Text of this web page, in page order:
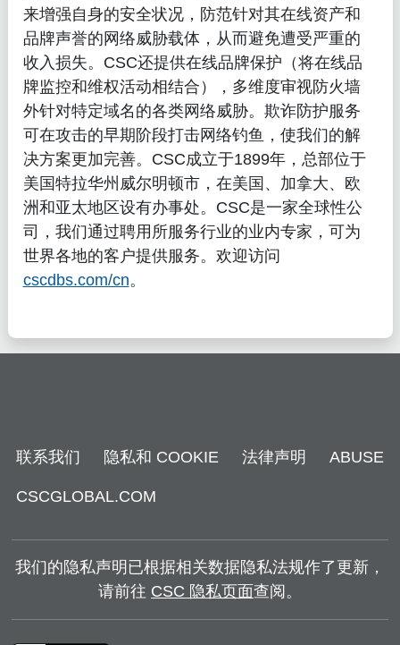
来增强自身的安全状况，防范针对其在线资产和
品牌声誉的网络威胁载体，从而避免遭受严重的
收入损失。CSC还提供在线品牌保护（将在线品
牌监控和维权活动相结合），多维度审视防火墙
外针对特定域名的各类网络威胁。欺诈防护服务
可在攻击的早期阶段打击网络钓鱼，使我们的解
决方案更加完善。CSC成立于1899年，总部位于
美国特拉华州威尔明顿市，在美国、加拿大、欧
洲和亚太地区设有办事处。CSC是一家全球性公
司，我们通过聘用所服务行业的业内专家，可为
世界各地的客户提供服务。欢迎访问
cscdbs.com/cn。
联系我们 隐私和 COOKIE 法律声明 ABUSE
CSCGLOBAL.COM
我们的隐私声明已根据相关数据隐私法规作了更新，
请前往 CSC 隐私页面查阅。